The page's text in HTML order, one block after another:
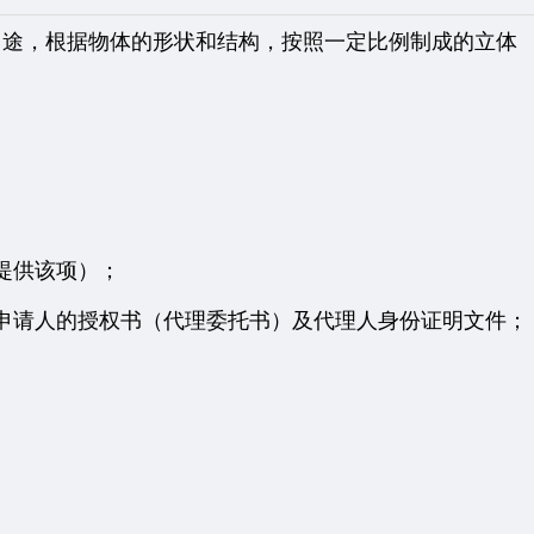
根据物体的形状和结构，按照一定比例制成的立体
该项）；
的授权书（代理委托书）及代理人身份证明文件；